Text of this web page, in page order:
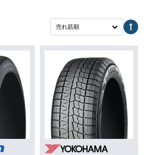
売れ筋順